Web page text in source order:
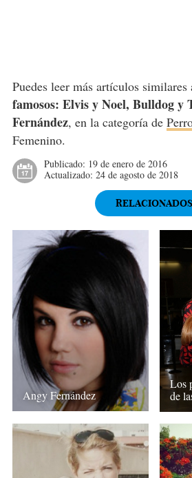
Puedes leer más artículos similares
famosos: Elvis y Noel, Bulldog y
Fernández, en la categoría de
Femenino.
Publicado: 19 de enero de 2016
Actualizado: 24 de agosto de 2018
RELACIONADOS
Angy Fernández
Los
de